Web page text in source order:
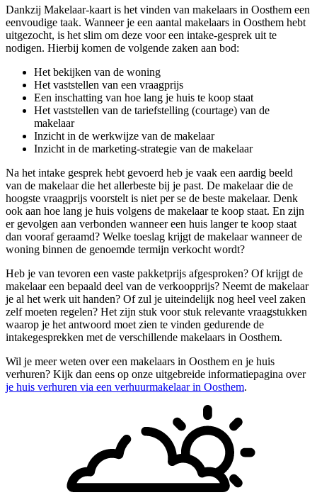
Dankzij Makelaar-kaart is het vinden van makelaars in Oosthem een
eenvoudige taak. Wanneer je een aantal makelaars in Oosthem hebt
uitgezocht, is het slim om deze voor een intake-gesprek uit te
nodigen. Hierbij komen de volgende zaken aan bod:
Het bekijken van de woning
Het vaststellen van een vraagprijs
Een inschatting van hoe lang je huis te koop staat
Het vaststellen van de tariefstelling (courtage) van de
makelaar
Inzicht in de werkwijze van de makelaar
Inzicht in de marketing-strategie van de makelaar
Na het intake gesprek hebt gevoerd heb je vaak een aardig beeld
van de makelaar die het allerbeste bij je past. De makelaar die de
hoogste vraagprijs voorstelt is niet per se de beste makelaar. Denk
ook aan hoe lang je huis volgens de makelaar te koop staat. En zijn
er gevolgen aan verbonden wanneer een huis langer te koop staat
dan vooraf geraamd? Welke toeslag krijgt de makelaar wanneer de
woning binnen de genoemde termijn verkocht wordt?
Heb je van tevoren een vaste pakketprijs afgesproken? Of krijgt de
makelaar een bepaald deel van de verkoopprijs? Neemt de makelaar
je al het werk uit handen? Of zul je uiteindelijk nog heel veel zaken
zelf moeten regelen? Het zijn stuk voor stuk relevante vraagstukken
waarop je het antwoord moet zien te vinden gedurende de
intakegesprekken met de verschillende makelaars in Oosthem.
Wil je meer weten over een makelaars in Oosthem en je huis
verhuren? Kijk dan eens op onze uitgebreide informatiepagina over
je huis verhuren via een verhuurmakelaar in Oosthem.